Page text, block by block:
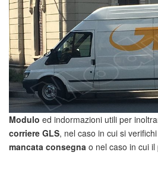
Modulo ed indormazioni utili per
corriere GLS, nel caso in cui si
mancata consegna o nel caso in cui